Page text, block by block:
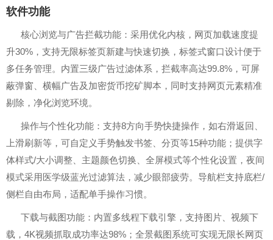
软件功能
核心浏览与广告拦截功能：采用优化内核，网页加载速度提
升30%，支持无限标签页新建与快速切换，标签式窗口设计便于
多任务管理。内置三级广告过滤体系，拦截率高达99.8%，可屏
蔽弹窗、横幅广告及加密货币挖矿脚本，同时支持网页元素精准
剔除，净化浏览环境。
操作与个性化功能：支持8方向手势快捷操作，如右滑返回、
上滑刷新等，可自定义手势触发书签、分页等15种功能；提供字
体样式/大小调整、主题颜色切换、全屏模式等个性化设置，夜间
模式采用医学级蓝光过滤算法，减少眼部疲劳。导航栏支持底栏/
侧栏自由布局，适配单手操作习惯。
下载与截图功能：内置多线程下载引擎，支持图片、视频下
载，4K视频抓取成功率达98%；全景截图系统可实现无限长网页